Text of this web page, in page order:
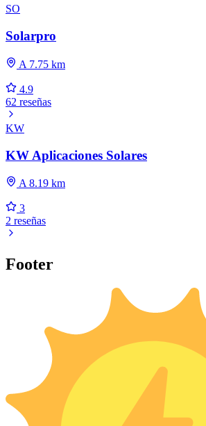
SO
Solarpro
A 7.75 km
4.9
62 reseñas
KW
KW Aplicaciones Solares
A 8.19 km
3
2 reseñas
Footer